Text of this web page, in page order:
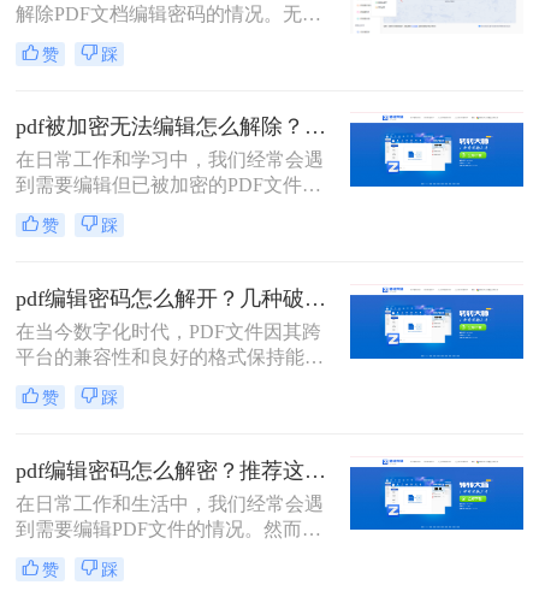
解除PDF文档编辑密码的情况。无论
是为了方便查阅还是为了进一步编
辑，了解如何安全有效地解除PDF文
文档设置的编辑密码怎么解除呢？本
文将介绍两种常见的解除PDF文档编
辑密码的方法，并提供相应的推荐工
具及操作步骤。
赞 踩
pdf被加密无法编辑怎么解除？教你4招轻松摆平！
在日常工作和学习中，我们经常会遇
到需要编辑但已被加密的PDF文件。
这些加密措施通常是为了保护文件的
机密性和完整性，但在某些情况下，
详细介绍如pdf被加密无法编辑怎么解
除，并提供一系列实用的步骤和策
略。
赞 踩
pdf编辑密码怎么解开？几种破解方法来试试看！
在当今数字化时代，PDF文件因其跨
平台的兼容性和良好的格式保持能力
而广泛应用于各个领域。然而，有时
我们会遇到一些带有编辑限制的PDF
以防止未经授权的修改。那么pdf编辑
密码怎么解开呢？本文将介绍几种解
开PDF编辑密码的有效方法，帮助您
轻松应对这一挑战。
赞 踩
pdf编辑密码怎么解密？推荐这三种PDF解码方法！
在日常工作和生活中，我们经常会遇
到需要编辑PDF文件的情况。然而，
有些PDF文件会设置密码保护，限制
了我们对其内容的修改和编辑。那
赞 踩